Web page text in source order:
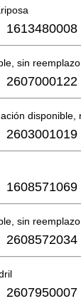
1613480008
sin reemplazo
2607000122
disponible,
2603001019
1608571069
sin reemplazo
2608572034
2607950007